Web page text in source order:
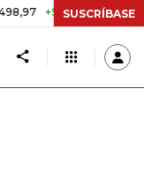
+$ 8.753,81 +2,19%
SUSCRÍBASE